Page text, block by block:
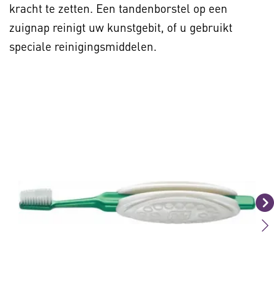
kracht te zetten. Een tandenborstel op een
zuignap reinigt uw kunstgebit, of u gebruikt
speciale reinigingsmiddelen.